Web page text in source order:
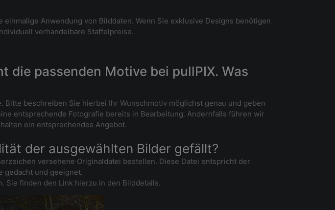
Anwendung von Bilddaten. Wenn Sie exklusive Designs benötigen
verhandelbare Staffelpreise.
die passenden Motive bei pullPIX. Was
beschreiben Sie hierbei Ihr Wunschmotiv möglichst genau und geben
entsprechende Fotografie bereits in Bearbeitung. Andernfalls führen wir
ein entsprechendes Angebot.
der ausgewählten Bilder gefällt?
versehene Originaldatei bestellen. Diese Datei entspricht der
gedacht und geeignet.
Sie finden den Link hierzu in den Bilddetails.